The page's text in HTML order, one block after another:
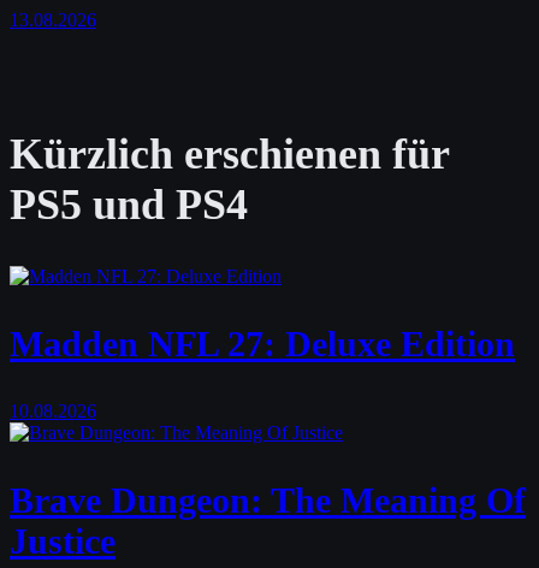
13.08.2026
Kürzlich erschienen für
PS5 und PS4
Madden NFL 27: Deluxe Edition
10.08.2026
Brave Dungeon: The Meaning Of
Justice